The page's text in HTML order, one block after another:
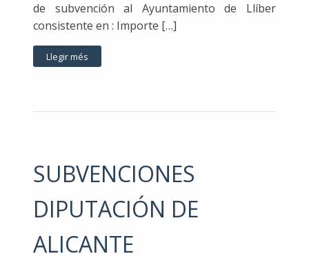
de subvención al Ayuntamiento de Llíber
consistente en : Importe […]
Llegir més
SUBVENCIONES
DIPUTACIÓN DE
ALICANTE